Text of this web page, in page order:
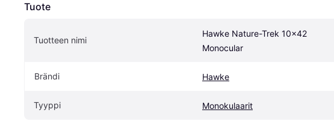
Tuote
Tuotteen nimi
Hawke Nature-Trek 10x42
Monocular
Brändi Hawke
Tyyppi Monokulaarit